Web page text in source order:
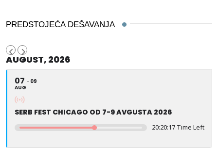
PREDSTOJEĆA DEŠAVANJA
AUGUST, 2026
07
AUG
09
SERB FEST CHICAGO OD 7-9 AVGUSTA 2026
20:20:17 Time Left